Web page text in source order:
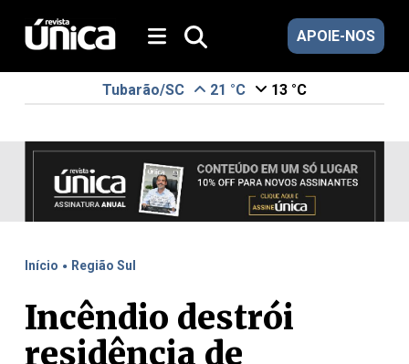
APOIE-NOS
Tubarão/SC 21 °C 13 °C
Início . Região Sul
Incêndio destrói
residência de